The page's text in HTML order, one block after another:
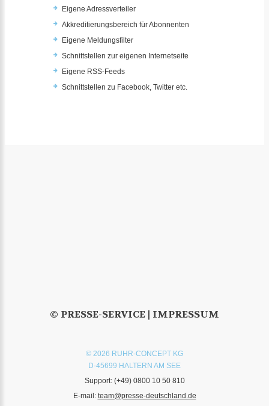
Eigene Adressverteiler
Akkreditierungsbereich für Abonnenten
Eigene Meldungsfilter
Schnittstellen zur eigenen Internetseite
Eigene RSS-Feeds
Schnittstellen zu Facebook, Twitter etc.
© PRESSE-SERVICE | IMPRESSUM
© 2026 RUHR-CONCEPT KG
D-45699 HALTERN AM SEE
Support: (+49) 0800 10 50 810
E-mail: team@presse-deutschland.de